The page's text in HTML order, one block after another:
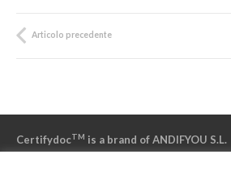
Articolo precedente
CertifydocTM is a brand of ANDIFYOU S.L.